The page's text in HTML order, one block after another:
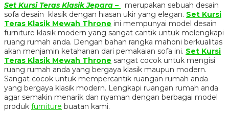
Set Kursi Teras Klasik Jepara –
merupakan sebuah desain
sofa desain klasik dengan hiasan ukir yang elegan. Set Kursi
Teras Klasik Mewah Throne ini mempunyai model desain
furniture klasik modern yang sangat cantik untuk melengkapi
ruang rumah anda. Dengan bahan rangka mahoni berkualitas
akan menjamin ketahanan dari pemakaian sofa ini. Set Kursi
Teras Klasik Mewah Throne sangat cocok untuk mengisi
ruang rumah anda yang bergaya klasik maupun modern.
Sangat cocok untuk mempercantik ruangan rumah anda
yang bergaya klasik modern. Lengkapi ruangan rumah anda
agar semakin menarik dan nyaman dengan berbagai model
produk furniture buatan kami.